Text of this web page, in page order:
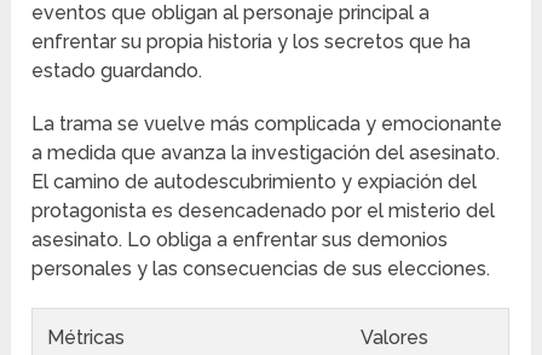
eventos que obligan al personaje principal a
enfrentar su propia historia y los secretos que ha
estado guardando.
La trama se vuelve más complicada y emocionante
a medida que avanza la investigación del asesinato.
El camino de autodescubrimiento y expiación del
protagonista es desencadenado por el misterio del
asesinato. Lo obliga a enfrentar sus demonios
personales y las consecuencias de sus elecciones.
Métricas Valores